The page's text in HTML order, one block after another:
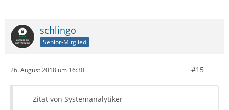
schlingo
Senior-Mitglied
26. August 2018 um 16:30 #15
Zitat von Systemanalytiker